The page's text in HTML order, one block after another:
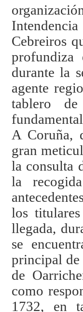
Cebreiros
profundiza
durante la
agente
tablero
A Coruña,
gran
la consulta
la
los
llegada,
se
principal de
de
como
1732, en